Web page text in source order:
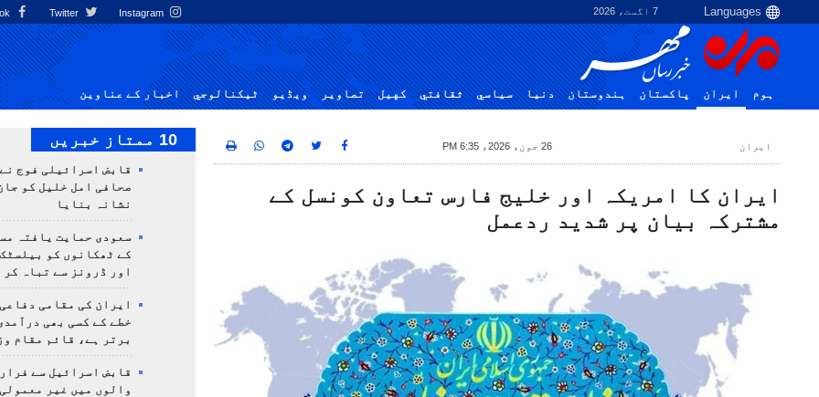
7 اگست، 2026 Instagram
ہوم ایران پاکستان ہندوستان دنیا سياسي ثقافتي کهيل تصاوير ویڈیو ٹيكنالوجي اخبار کے عناوین
ایران 26 جون، 2026، 6:35 PM
ایران کا امریکہ اور خلیج فارس تعاون کونسل کے
مشترکہ بیان پر شدید ردعمل
10 ممتاز خبریں
قابض اسرائیلی فوج
صحافی امل خلیل کو
نشانہ بنایا
سعودی حمایت یافتہ
کے ٹھکانوں کو
اور ڈرونز سے تباہ کر
ایران کی مقامی
خطے کے کسی بھی
برتر ہے، قائم مقام
قابض اسرائیل سے
والوں میں غیر